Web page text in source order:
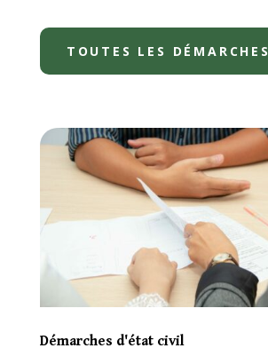
TOUTES LES DÉMARCHES
Démarches d'état civil